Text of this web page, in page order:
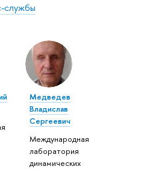
службы
Медведев
Владислав
Сергеевич
Международная
лаборатория
динамических